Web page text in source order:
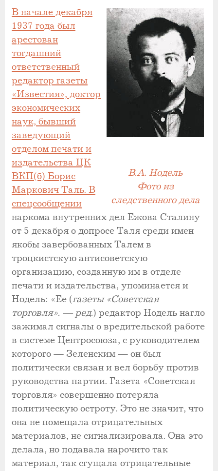
В.А. Нодель
Фото из
следственного дела
В начале декабря
1937 года был
арестован
тогдашний
ответственный
редактор газеты
«Известия», доктор
экономических
наук, бывший
заведующий
отделом печати и
издательства ЦК
ВКП(б) Борис
Маркович Таль. В
спецсообщении
наркома внутренних дел Ежова Сталину
от 5 декабря о допросе Таля среди имен
якобы завербованных Талем в
троцкистскую антисоветскую
организацию, созданную им в отделе
печати и издательства, упоминается и
Нодель: «Ее (газеты «Советская
торговля». — ред.) редактор Нодель нагло
зажимал сигналы о вредительской работе
в системе Центросоюза, с руководителем
которого — Зеленским — он был
политически связан и вел борьбу против
руководства партии. Газета «Советская
торговля» совершенно потеряла
политическую остроту. Это не значит, что
она не помещала отрицательных
материалов, не сигнализировала. Она это
делала, но подавала нарочито так
материал, так сгущала отрицательные